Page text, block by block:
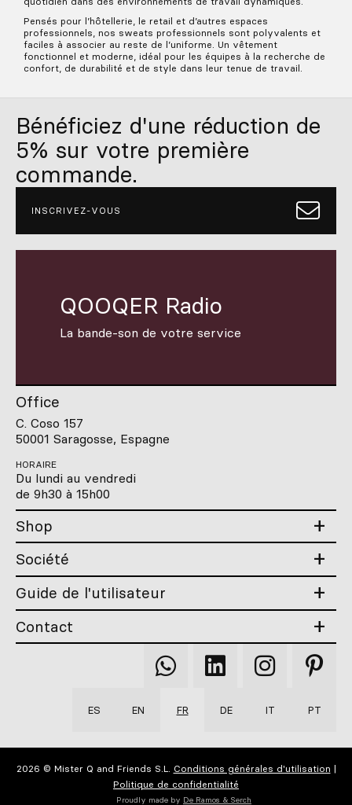
Pensés pour l’hôtellerie, le retail et d’autres espaces
professionnels, nos sweats professionnels sont polyvalents et
faciles à associer au reste de l’uniforme. Un vêtement
fonctionnel et moderne, idéal pour les équipes à la recherche de
confort, de durabilité et de style dans leur tenue de travail.
Bénéficiez d'une réduction de
5% sur votre première
commande.
INSCRIVEZ-VOUS
QOOQER Radio
La bande-son de votre service
Office
C. Coso 157
50001 Saragosse, Espagne
HORAIRE
Du lundi au vendredi
de 9h30 à 15h00
Shop
Société
Guide de l'utilisateur
Contact
Qooqer
WhatsApp
Qooqer
Linkedin
Qooqer
Instagram
Qooqer
ES EN FR DE IT PT
2026 © Mister Q and Friends S.L. Conditions générales d'utilisation |
Politique de confidentialité
Proudly made by De Ramos & Serch